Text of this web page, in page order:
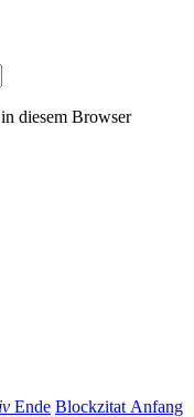
diesem Browser
Ende Blockzitat Anfang